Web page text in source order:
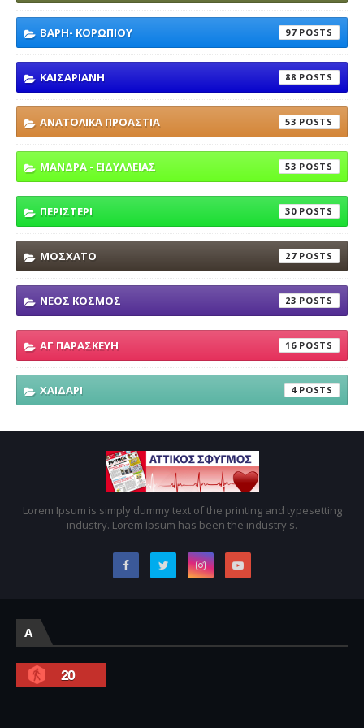
ΒΑΡΗ- ΚΟΡΩΠΙΟΥ 97
ΚΑΙΣΑΡΙΑΝΗ 88
ΑΝΑΤΟΛΙΚΑ ΠΡΟΑΣΤΙΑ 53
ΜΑΝΔΡΑ - ΕΙΔΥΛΛΕΙΑΣ 53
ΠΕΡΙΣΤΕΡΙ 30
ΜΟΣΧΑΤΟ 27
ΝΕΟΣ ΚΟΣΜΟΣ 23
ΑΓ ΠΑΡΑΣΚΕΥΗ 16
ΧΑΙΔΑΡΙ 4
Lorem Ipsum is simply dummy text of the printing and typesetting
industry. Lorem Ipsum has been the industry's.
A
20